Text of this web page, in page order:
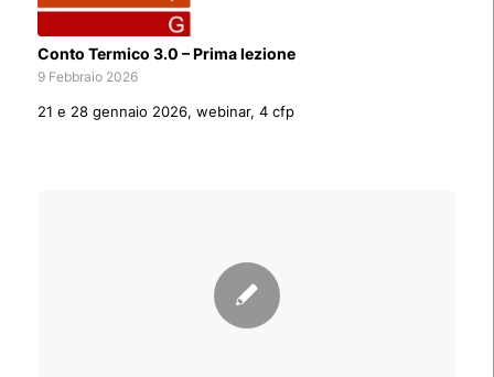
Conto Termico 3.0 – Prima lezione
9 Febbraio 2026
21 e 28 gennaio 2026, webinar, 4 cfp